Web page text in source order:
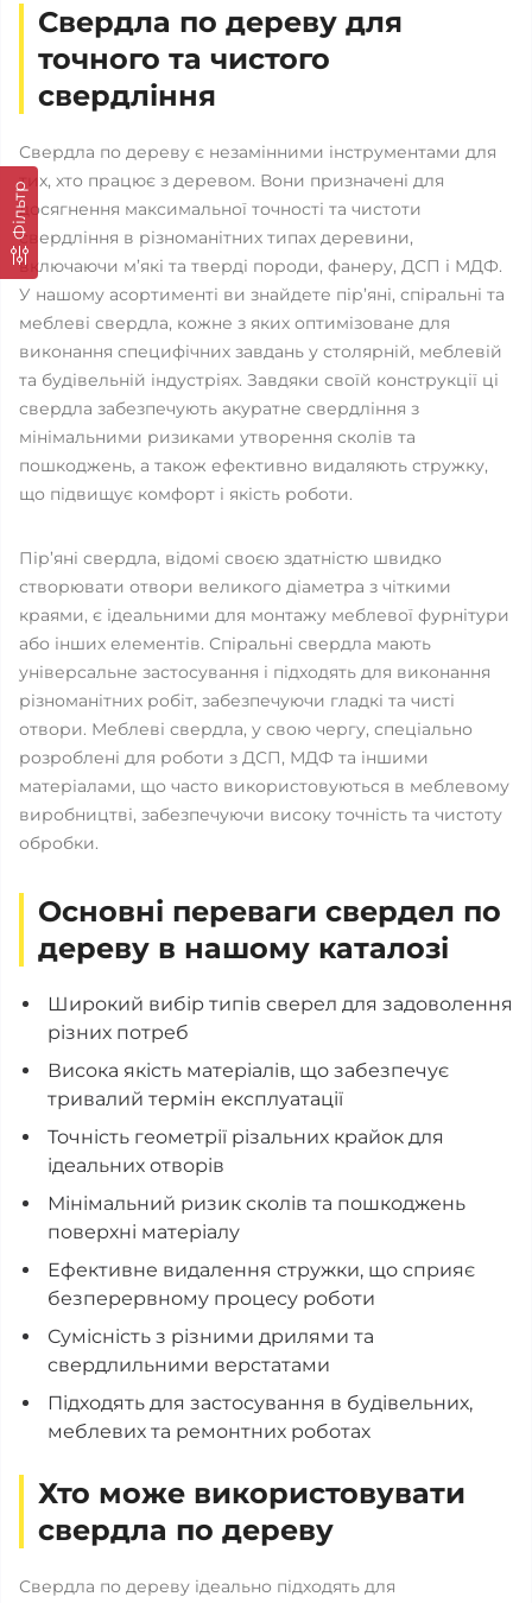
Фільтр
Свердла по дереву для
точного та чистого
свердління
Свердла по дереву є незамінними інструментами для
тих, хто працює з деревом. Вони призначені для
досягнення максимальної точності та чистоти
свердління в різноманітних типах деревини,
включаючи м’які та тверді породи, фанеру, ДСП і МДФ.
У нашому асортименті ви знайдете пір’яні, спіральні та
меблеві свердла, кожне з яких оптимізоване для
виконання специфічних завдань у столярній, меблевій
та будівельній індустріях. Завдяки своїй конструкції ці
свердла забезпечують акуратне свердління з
мінімальними ризиками утворення сколів та
пошкоджень, а також ефективно видаляють стружку,
що підвищує комфорт і якість роботи.
Пір’яні свердла, відомі своєю здатністю швидко
створювати отвори великого діаметра з чіткими
краями, є ідеальними для монтажу меблевої фурнітури
або інших елементів. Спіральні свердла мають
універсальне застосування і підходять для виконання
різноманітних робіт, забезпечуючи гладкі та чисті
отвори. Меблеві свердла, у свою чергу, спеціально
розроблені для роботи з ДСП, МДФ та іншими
матеріалами, що часто використовуються в меблевому
виробництві, забезпечуючи високу точність та чистоту
обробки.
Основні переваги свердел по
дереву в нашому каталозі
Широкий вибір типів сверел для задоволення
різних потреб
Висока якість матеріалів, що забезпечує
тривалий термін експлуатації
Точність геометрії різальних крайок для
ідеальних отворів
Мінімальний ризик сколів та пошкоджень
поверхні матеріалу
Ефективне видалення стружки, що сприяє
безперервному процесу роботи
Сумісність з різними дрилями та
свердлильними верстатами
Підходять для застосування в будівельних,
меблевих та ремонтних роботах
Хто може використовувати
свердла по дереву
Свердла по дереву ідеально підходять для